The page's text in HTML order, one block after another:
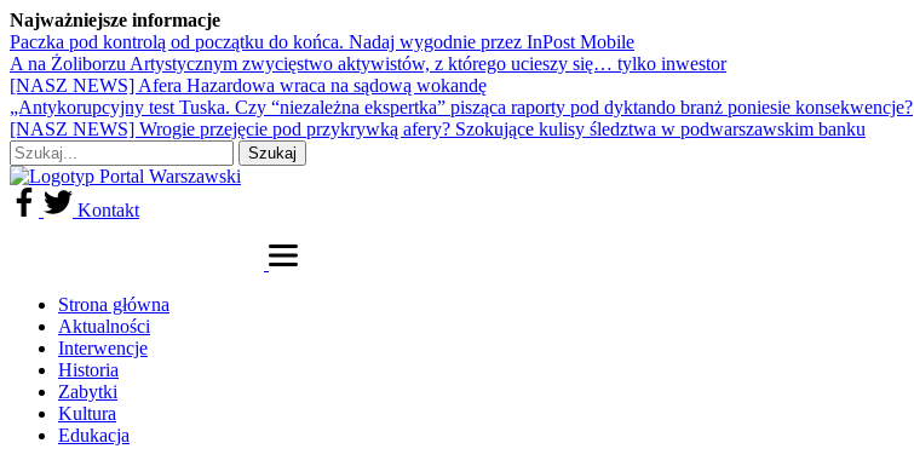
Najważniejsze informacje
Paczka pod kontrolą od początku do końca. Nadaj wygodnie przez InPost Mobile
A na Żoliborzu Artystycznym zwycięstwo aktywistów, z którego ucieszy się… tylko inwestor
[NASZ NEWS] Afera Hazardowa wraca na sądową wokandę
„Antykorupcyjny test Tuska. Czy “niezależna ekspertka” pisząca raporty pod dyktando branż poniesie konsekwencje?
[NASZ NEWS] Wrogie przejęcie pod przykrywką afery? Szokujące kulisy śledztwa w podwarszawskim banku
Kontakt
Strona główna
Aktualności
Interwencje
Historia
Zabytki
Kultura
Edukacja